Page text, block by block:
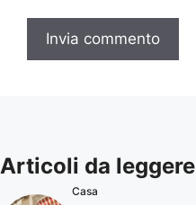
Articoli da leggere
Casa